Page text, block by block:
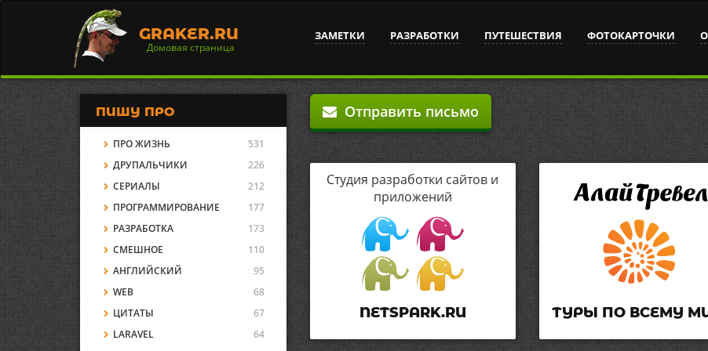
GRAKER.RU
Домовая страница
ЗАМЕТКИ РАЗРАБОТКИ ПУТЕШЕСТВИЯ ФОТОКАРТОЧКИ
Отправить письмо
Студия разработки сайтов и
приложений
NETSPARK.RU ТУРЫ ПО ВСЕМУ
ПИШУ ПРО
ПРО ЖИЗНЬ
531
ДРУПАЛЬЧИКИ
226
СЕРИАЛЫ
212
ПРОГРАММИРОВАНИЕ
177
РАЗРАБОТКА
173
СМЕШНОЕ
110
АНГЛИЙСКИЙ
95
WEB
68
ЦИТАТЫ
67
LARAVEL
64